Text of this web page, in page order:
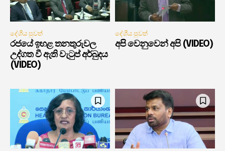
දේශීය පුවත්
රජයේ ඉහළ තනතුරුවල
උද්ගත වී ඇති වැටුප් අර්බුදය
(VIDEO)
දේශීය පුවත්
අපි වෙනුවෙන් අපි (VIDEO)